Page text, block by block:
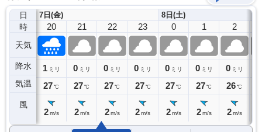
日
時
天気
降水
気温
風
7日(金)
19
1ミリ
27℃
20
1 ミリ
27℃
2 m/s
21
0 ミリ
27℃
2 m/s
22
0 ミリ
27℃
2 m/s
23
0 ミリ
27 ℃
2m/s
8日(土)
0
0 ミリ
27℃
2 m/s
1
0 ミリ
27℃
2 m/s
2
0 ミリ
26℃
2 m/s